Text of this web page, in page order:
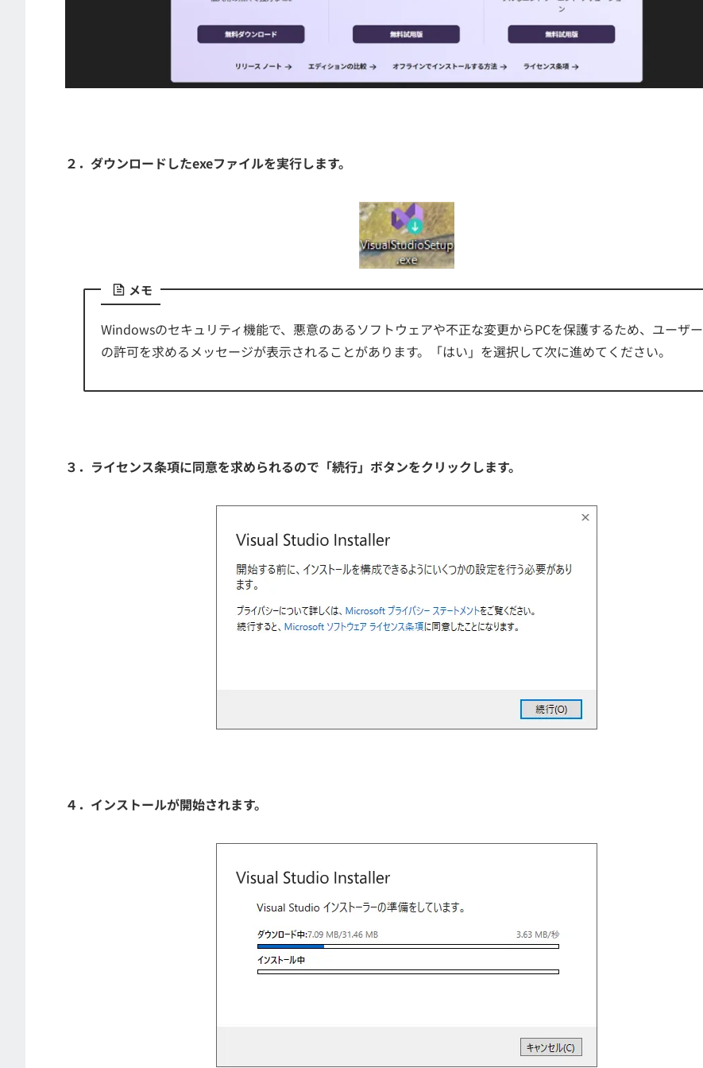
２．ダウンロードしたexeファイルを実行します。
メモ
Windowsのセキュリティ機能で、悪意のあるソフトウェアや不正な変更からPCを保護するため、ユーザー
の許可を求めるメッセージが表示されることがあります。「はい」を選択して次に進めてください。
３．ライセンス条項に同意を求められるので「続行」ボタンをクリックします。
４．インストールが開始されます。